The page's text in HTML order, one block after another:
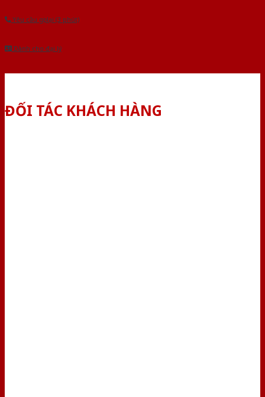
Yêu cầu gọi lại (3 phút)
Dành cho đại lý
ĐỐI TÁC KHÁCH HÀNG